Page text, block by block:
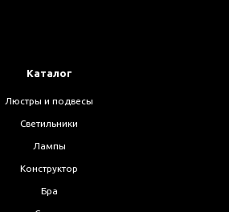
Каталог
Люстры и подвесы
Светильники
Лампы
Конструктор
Бра